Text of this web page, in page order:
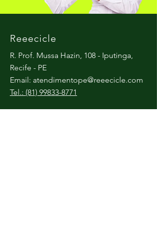
Reeecicle
R. Prof. Mussa Hazin, 108 - Iputinga,
Recife - PE
Email: atendimentope@reeecicle.com
Tel.: (81) 99833-8771